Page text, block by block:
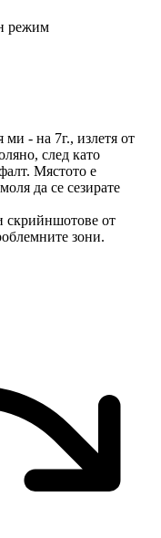
режим
- на 7г., излетя от
след като
Мястото е
да се сезирате
скрийншотове от
зони.